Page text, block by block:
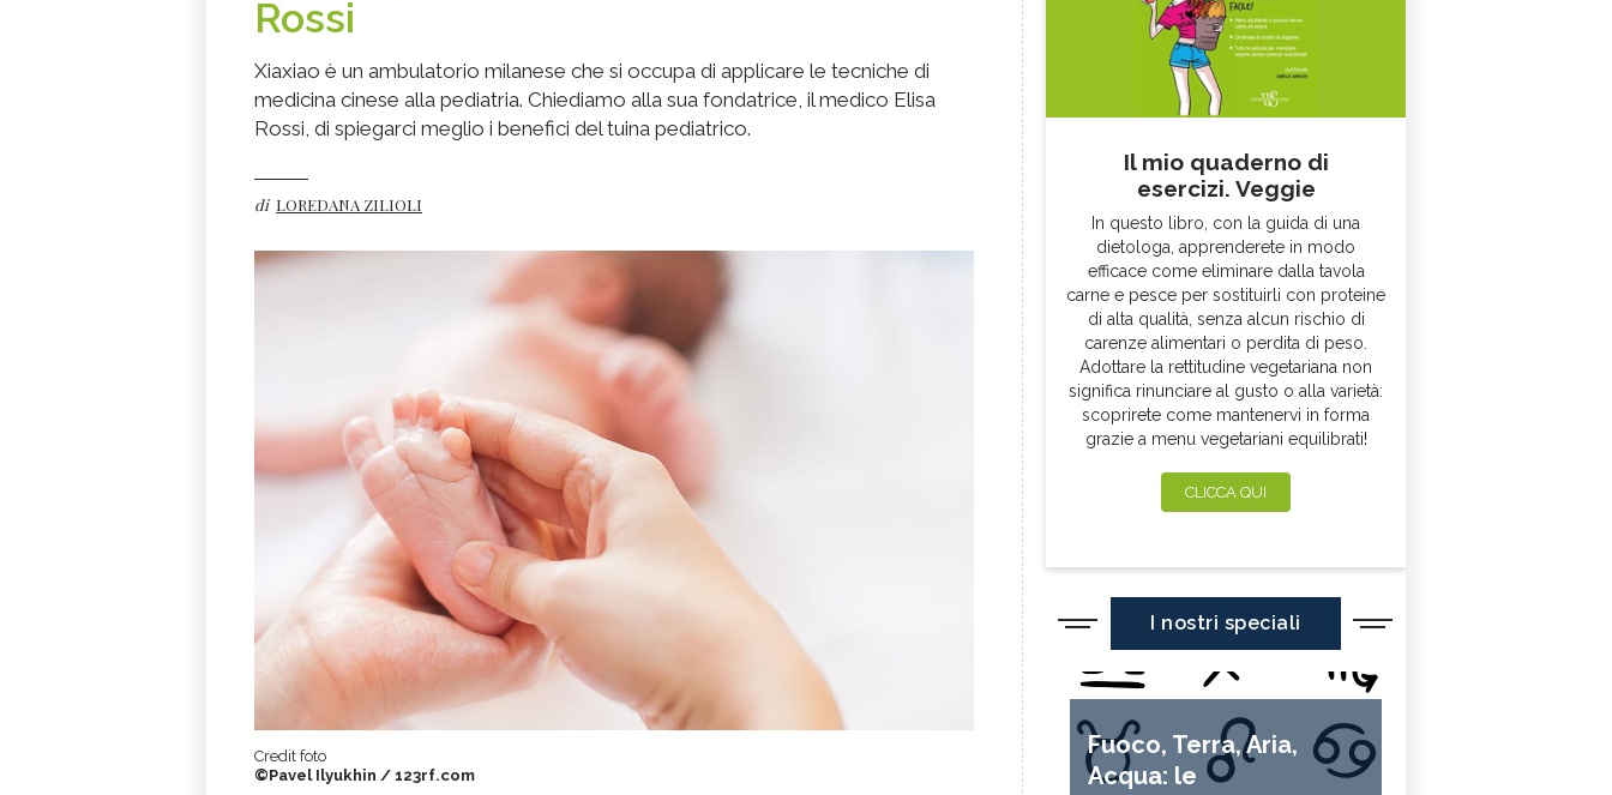
Rossi
Xiaxiao è un ambulatorio milanese che si occupa di applicare le tecniche di
medicina cinese alla pediatria. Chiediamo alla sua fondatrice, il medico Elisa
Rossi, di spiegarci meglio i benefici del tuina pediatrico.
di LOREDANA ZILIOLI
Credit foto
©Pavel Ilyukhin / 123rf.com
Il mio quaderno di
esercizi. Veggie
In questo libro, con la guida di una
dietologa, apprenderete in modo
efficace come eliminare dalla tavola
carne e pesce per sostituirli con proteine
di alta qualità, senza alcun rischio di
carenze alimentari o perdita di peso.
Adottare la rettitudine vegetariana non
significa rinunciare al gusto o alla varietà:
scoprirete come mantenervi in forma
grazie a menu vegetariani equilibrati!
CLICCA QUI
I nostri speciali
Fuoco, Terra, Aria,
Acqua: le